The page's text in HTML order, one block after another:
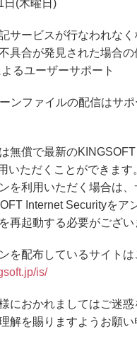
日(木曜日)
サービスが行なわれなく
具合が発見された場合の
るユーザーサポート
ンファイルの配信はサ
無償で最新の
いただくことができます
を利用いただく場合は
Internet Securityをア
再起動する必要がござい
を配布しているサイトは
is/
におかれましてはご迷惑
解を賜りますようお願い